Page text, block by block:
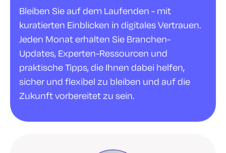
Bleiben Sie auf dem Laufenden - mit
kuratierten Einblicken in digitales Vertrauen.
Jeden Monat erhalten Sie Branchen-
Updates, Experten-Ressourcen und
praktische Tipps, die Ihnen dabei helfen,
sicher und flexibel zu bleiben und auf die
Zukunft vorbereitet zu sein.